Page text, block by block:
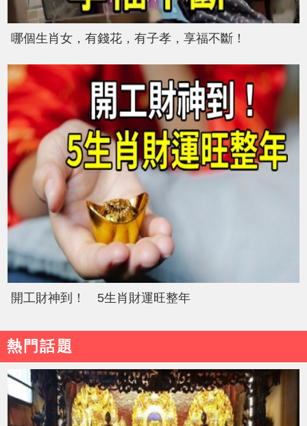
哪個生肖女，有錢花，有子孝，享福不斷！
開工財神到！ 5生肖財運旺整年
熱門話題